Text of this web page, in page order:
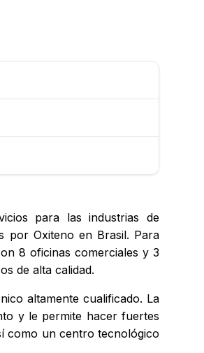
para las industrias de
por Oxiteno en Brasil. Para
8 oficinas comerciales y 3
de alta calidad.
altamente cualificado. La
y le permite hacer fuertes
como un centro tecnológico